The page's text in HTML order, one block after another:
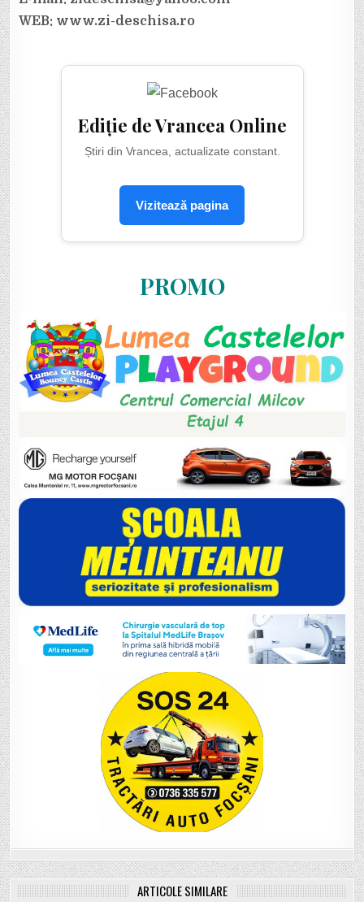
WEB: www.zi-deschisa.ro
Ediție de Vrancea Online
Știri din Vrancea, actualizate constant.
Vizitează pagina
PROMO
ARTICOLE SIMILARE